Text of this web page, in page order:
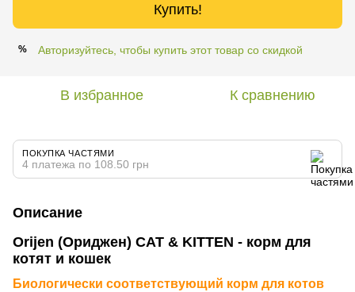
Купить!
% Авторизуйтесь, чтобы купить этот товар со скидкой
В избранное К сравнению
ПОКУПКА ЧАСТЯМИ
4 платежа по 108.50 грн
Описание
Orijen (Ориджен) CAT & KITTEN - корм для
котят и кошек
Биологически соответствующий корм для котов